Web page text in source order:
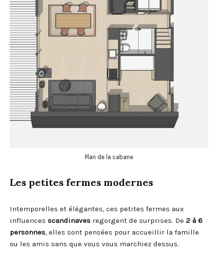
Plan de la cabane
Les petites fermes modernes
Intemporelles et élégantes, ces petites fermes aux
influences scandinaves regorgent de surprises. De 2 à 6
personnes, elles sont pensées pour accueillir la famille
ou les amis sans que vous vous marchiez dessus.